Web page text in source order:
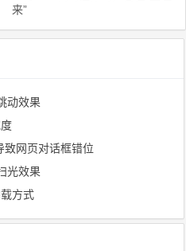
来”
动效果
致网页对话框错位
光效果
方式